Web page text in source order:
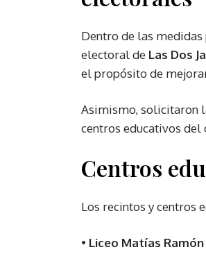
Dentro de las
electoral de Las Dos
el propósito de
Asimismo, solicitaron
centros educativos
Centros
Los recintos y centros
• Liceo Matías